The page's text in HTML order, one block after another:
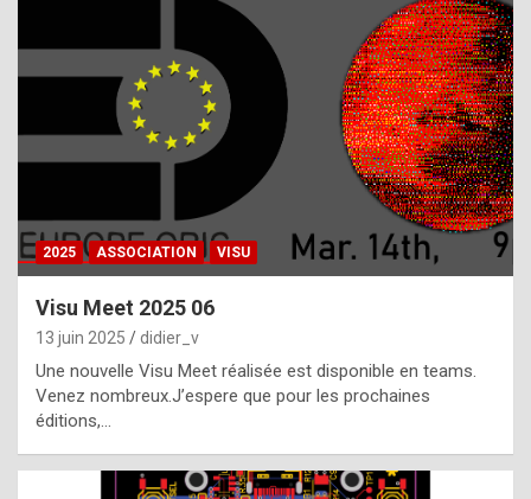
h
a
t
t
e
2025 ASSOCIATION VISU
Visu Meet 2025 06
13 juin 2025 didier_v
Une nouvelle Visu Meet réalisée est disponible en teams.
Venez nombreux.J’espere que pour les prochaines
éditions,…